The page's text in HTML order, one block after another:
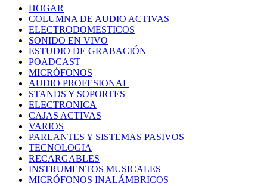
HOGAR
COLUMNA DE AUDIO ACTIVAS
ELECTRODOMESTICOS
SONIDO EN VIVO
ESTUDIO DE GRABACIÓN
POADCAST
MICRÓFONOS
AUDIO PROFESIONAL
STANDS Y SOPORTES
ELECTRONICA
CAJAS ACTIVAS
VARIOS
PARLANTES Y SISTEMAS PASIVOS
TECNOLOGIA
RECARGABLES
INSTRUMENTOS MUSICALES
MICRÓFONOS INALÁMBRICOS